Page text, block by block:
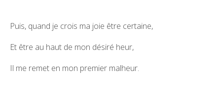
Puis, quand je crois ma joie être certaine,
Et être au haut de mon désiré heur,
Il me remet en mon premier malheur.